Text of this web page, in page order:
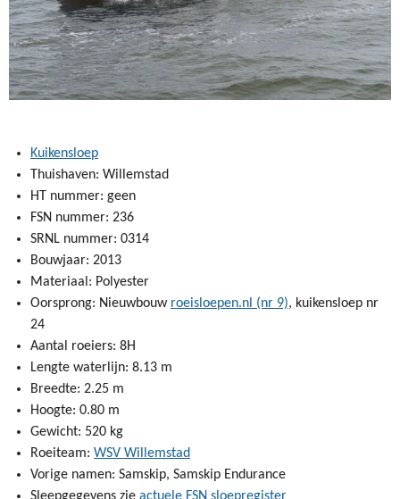
Kuikensloep
Thuishaven: Willemstad
HT nummer: geen
FSN nummer: 236
SRNL nummer: 0314
Bouwjaar: 2013
Materiaal: Polyester
Oorsprong: Nieuwbouw roeisloepen.nl (nr 9), kuikensloep nr
24
Aantal roeiers: 8H
Lengte waterlijn: 8.13 m
Breedte: 2.25 m
Hoogte: 0.80 m
Gewicht: 520 kg
Roeiteam: WSV Willemstad
Vorige namen: Samskip, Samskip Endurance
Sleepgegevens zie actuele FSN sloepregister